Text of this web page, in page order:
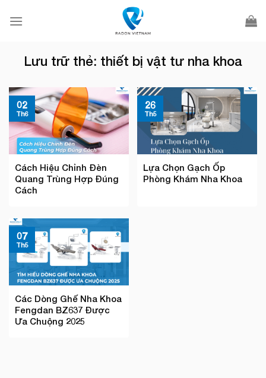
qua
Lưu trữ thẻ: thiết bị vật tư nha khoa
Cách Hiệu Chỉnh Đèn
Quang Trùng Hợp Đúng
Cách
02
Th6
Lựa Chọn Gạch Ốp
Phòng Khám Nha Khoa
26
Th5
Các Dòng Ghế Nha Khoa
Fengdan BZ637 Được
Ưa Chuộng 2025
07
Th5